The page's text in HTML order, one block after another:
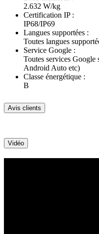
2.632 W/kg
Certification IP :
IP68/IP69
Langues supportées :
Toutes langues
Service Google :
Toutes services Google
Android Auto etc)
Classe énergétique :
B
Avis clients
Vidéo